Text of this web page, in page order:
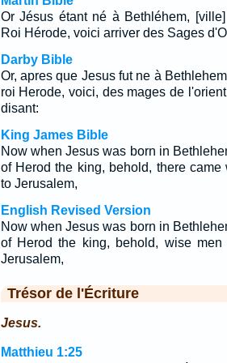
Or Jésus étant né à Bethléhem,
Roi Hérode, voici arriver des Sages
Darby Bible
Or, apres que Jesus fut ne à
roi Herode, voici, des mages de
disant:
King James Bible
Now when Jesus was born in
of Herod the king, behold, there
to Jerusalem,
English Revised Version
Now when Jesus was born in
of Herod the king, behold, wise
Jerusalem,
Trésor de l'Écriture
Jesus.
Matthieu 1:25